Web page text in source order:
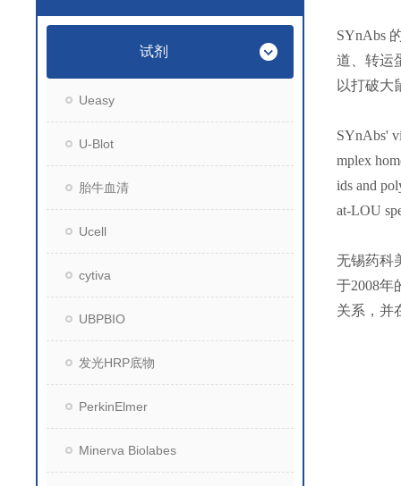
试剂
Ueasy
U-Blot
胎牛血清
Ucell
cytiva
UBPBIO
发光HRP底物
PerkinElmer
Minerva Biolabes
SYnAbs
道、转运
以打破大
SYnAbs'
mplex
ids and
at-LOU
无锡药科
于2008年
关系，并